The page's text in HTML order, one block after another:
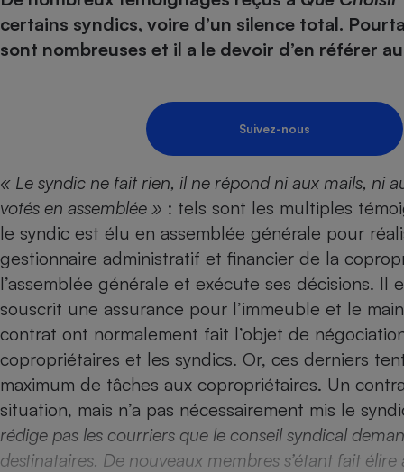
certains syndics, voire d’un silence total.
sont nombreuses et il a le devoir d’en référer
Suivez-nous
« Le syndic ne fait rien, il ne répond ni aux mails, ni
votés en assemblée » : tels sont les multiples
le syndic est élu en assemblée générale pour
gestionnaire administratif et financier de la
l’assemblée générale et exécute ses décisions. Il
souscrit une assurance pour l’immeuble et le
contrat ont normalement fait l’objet de
copropriétaires et les syndics. Or, ces derniers
maximum de tâches aux copropriétaires. Un
situation, mais n’a pas nécessairement mis le
rédige pas les courriers que le conseil syndical
destinataires. De nouveaux membres s’étant fait
Nutrition
Produit alimentaire
Supermarché - Drive
Epargne - Fiscalité
Mutuelle
Assurance auto
Carburant
Contrôle technique -
Pièce détachée
Moto
Comparateur auto
Supermarché - Drive
Comparatif
Comparatif plaque à
Comparatif hotte
Comparatif
Comparatif
Comparatif aspirateur
Comparatif cafetière
Comparatif robot
Comparatif centrale
Gros électroménager
Électricité - Gaz
Comparatif casque
Comparatif barre de
Comparatif
Comparatif
Comparatif ultrabook
Comparatif tablette
Image et son
Informatique
Internet
Téléphonie
Comparatif
Comparatif poêle à
Comparatif radiateur
Aménagement
Bricolage - Jardinage
Chauffage
Produit d'entretien
Sécurité domestique
Hygiène - Beauté
Maladie - Médecine -
Système de santé -
Maison de retraite
Comparateur assurance emprunteur
Energie Moins Chère Ensemble
Tous les comparateurs
Toutes les cartes interactives
Speedtest - Testez le débit de votre
connexion Internet
nous ?